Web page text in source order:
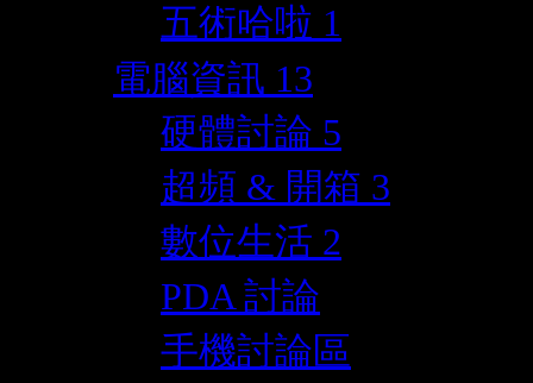
五術哈啦 1
電腦資訊 13
硬體討論 5
超頻 & 開箱 3
數位生活 2
PDA 討論
手機討論區